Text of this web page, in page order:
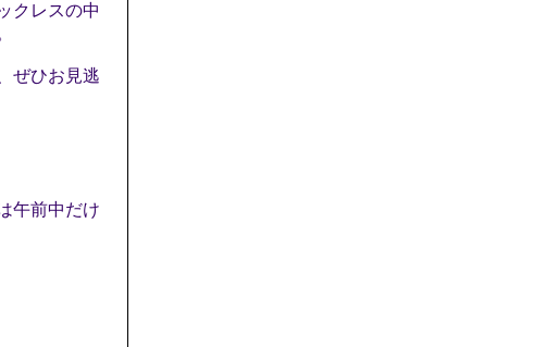
クレスの中
ぜひお見逃
前中だけ